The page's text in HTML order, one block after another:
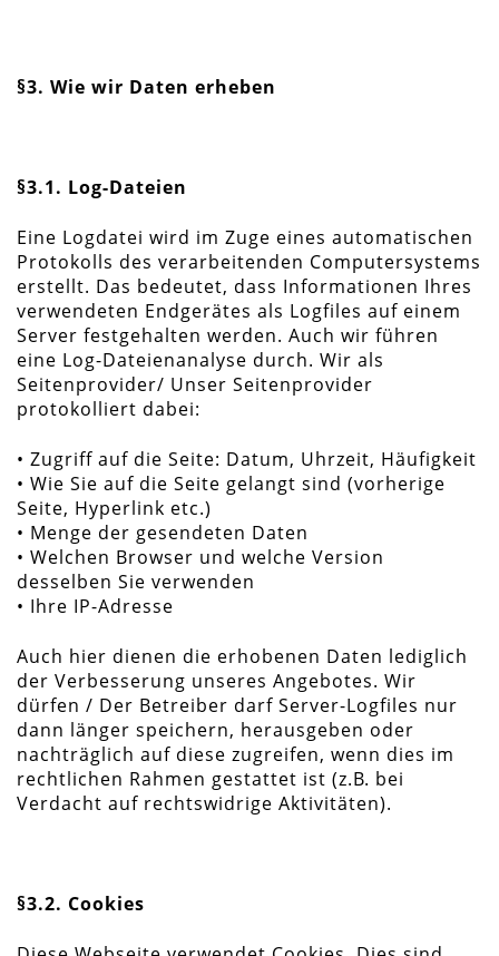
§3. Wie wir Daten erheben
§3.1. Log-Dateien
Eine Logdatei wird im Zuge eines automatischen
Protokolls des verarbeitenden Computersystems
erstellt. Das bedeutet, dass Informationen Ihres
verwendeten Endgerätes als Logfiles auf einem
Server festgehalten werden. Auch wir führen
eine Log-Dateienanalyse durch. Wir als
Seitenprovider/ Unser Seitenprovider
protokolliert dabei:
• Zugriff auf die Seite: Datum, Uhrzeit, Häufigkeit
• Wie Sie auf die Seite gelangt sind (vorherige
Seite, Hyperlink etc.)
• Menge der gesendeten Daten
• Welchen Browser und welche Version
desselben Sie verwenden
• Ihre IP-Adresse
Auch hier dienen die erhobenen Daten lediglich
der Verbesserung unseres Angebotes. Wir
dürfen / Der Betreiber darf Server-Logfiles nur
dann länger speichern, herausgeben oder
nachträglich auf diese zugreifen, wenn dies im
rechtlichen Rahmen gestattet ist (z.B. bei
Verdacht auf rechtswidrige Aktivitäten).
§3.2. Cookies